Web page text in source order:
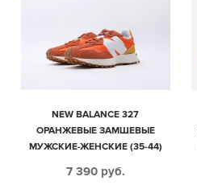
NEW BALANCE 327
ОРАНЖЕВЫЕ ЗАМШЕВЫЕ
МУЖСКИЕ-ЖЕНСКИЕ (35-44)
7 390 руб.